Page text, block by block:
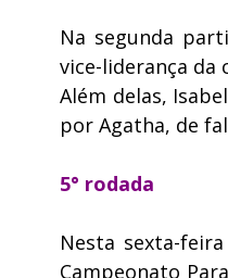
Na segunda
vice-liderança da
Além delas,
por Agatha, de
5° rodada
Nesta sexta-
Campeonato